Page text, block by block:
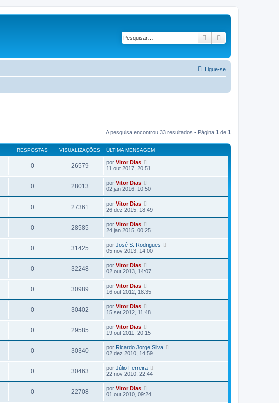
Pesquisar
Ligue-se
A pesquisa encontrou 33 resultados • Página 1 de 1
RESPOSTAS VISUALIZAÇÕES ÚLTIMA MENSAGEM
0 26579 por Vitor Dias
11 out 2017, 20:51
0 28013 por Vitor Dias
02 jan 2016, 10:50
0 27361 por Vitor Dias
26 dez 2015, 18:49
0 28585 por Vitor Dias
24 jan 2015, 00:25
0 31425 por José S. Rodrigues
05 nov 2013, 14:00
0 32248 por Vitor Dias
02 out 2013, 14:07
0 30989 por Vitor Dias
16 out 2012, 18:35
0 30402 por Vitor Dias
15 set 2012, 11:48
0 29585 por Vitor Dias
19 out 2011, 20:15
0 30340 por Ricardo Jorge Silva
02 dez 2010, 14:59
0 30463 por Júlio Ferreira
22 nov 2010, 22:44
0 22708 por Vitor Dias
01 out 2010, 09:24